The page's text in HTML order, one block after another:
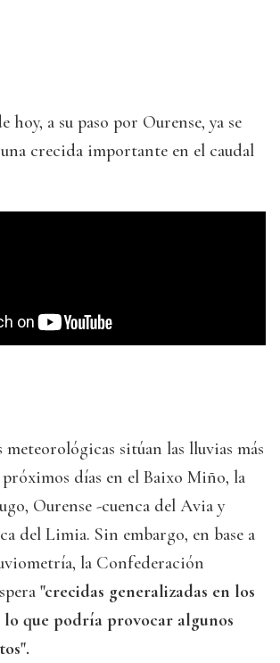
hoy, a su paso por Ourense, ya se
crecida importante en el caudal
meteorológicas sitúan las lluvias más
días en el Baixo Miño, la
Ourense -cuenca del Avia y
del Limia. Sin embargo, en base a
la Confederación
"crecidas generalizadas en los
que podría provocar algunos